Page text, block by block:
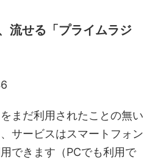
流せる「プライムラジ
まだ利用されたことの無い
サービスはスマートフォン
できます（PCでも利用で